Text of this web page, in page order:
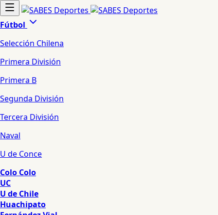
Fútbol
Selección Chilena
Primera División
Primera B
Segunda División
Tercera División
Naval
U de Conce
Colo Colo
UC
U de Chile
Huachipato